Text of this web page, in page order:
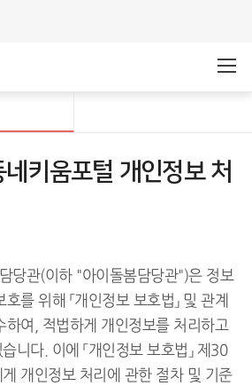
키움포털 개인정보 처
당관(이하 "아이돌봄담당관")은 정보
를 위해 「개인정보 보호법」 및 관계
하여, 적법하게 개인정보를 처리하고
니다. 이에 「개인정보 보호법」 제30
개인정보 처리에 관한 절차 및 기준